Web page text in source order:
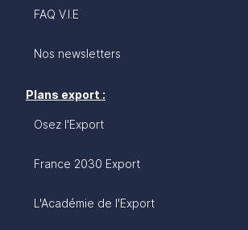
les clés pour réussir votre projet,
implantés en Chine.
FAQ V.I.E
Nos newsletters
Plans export :
Osez l'Export
France 2030 Export
L'Académie de l'Export